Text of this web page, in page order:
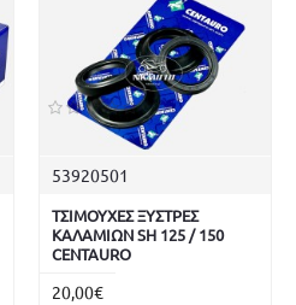
53920501
ΤΣΙΜΟΥΧΕΣ ΞΥΣΤΡΕΣ
ΚΑΛΑΜΙΩΝ SH 125 / 150
CENTAURO
20,00€